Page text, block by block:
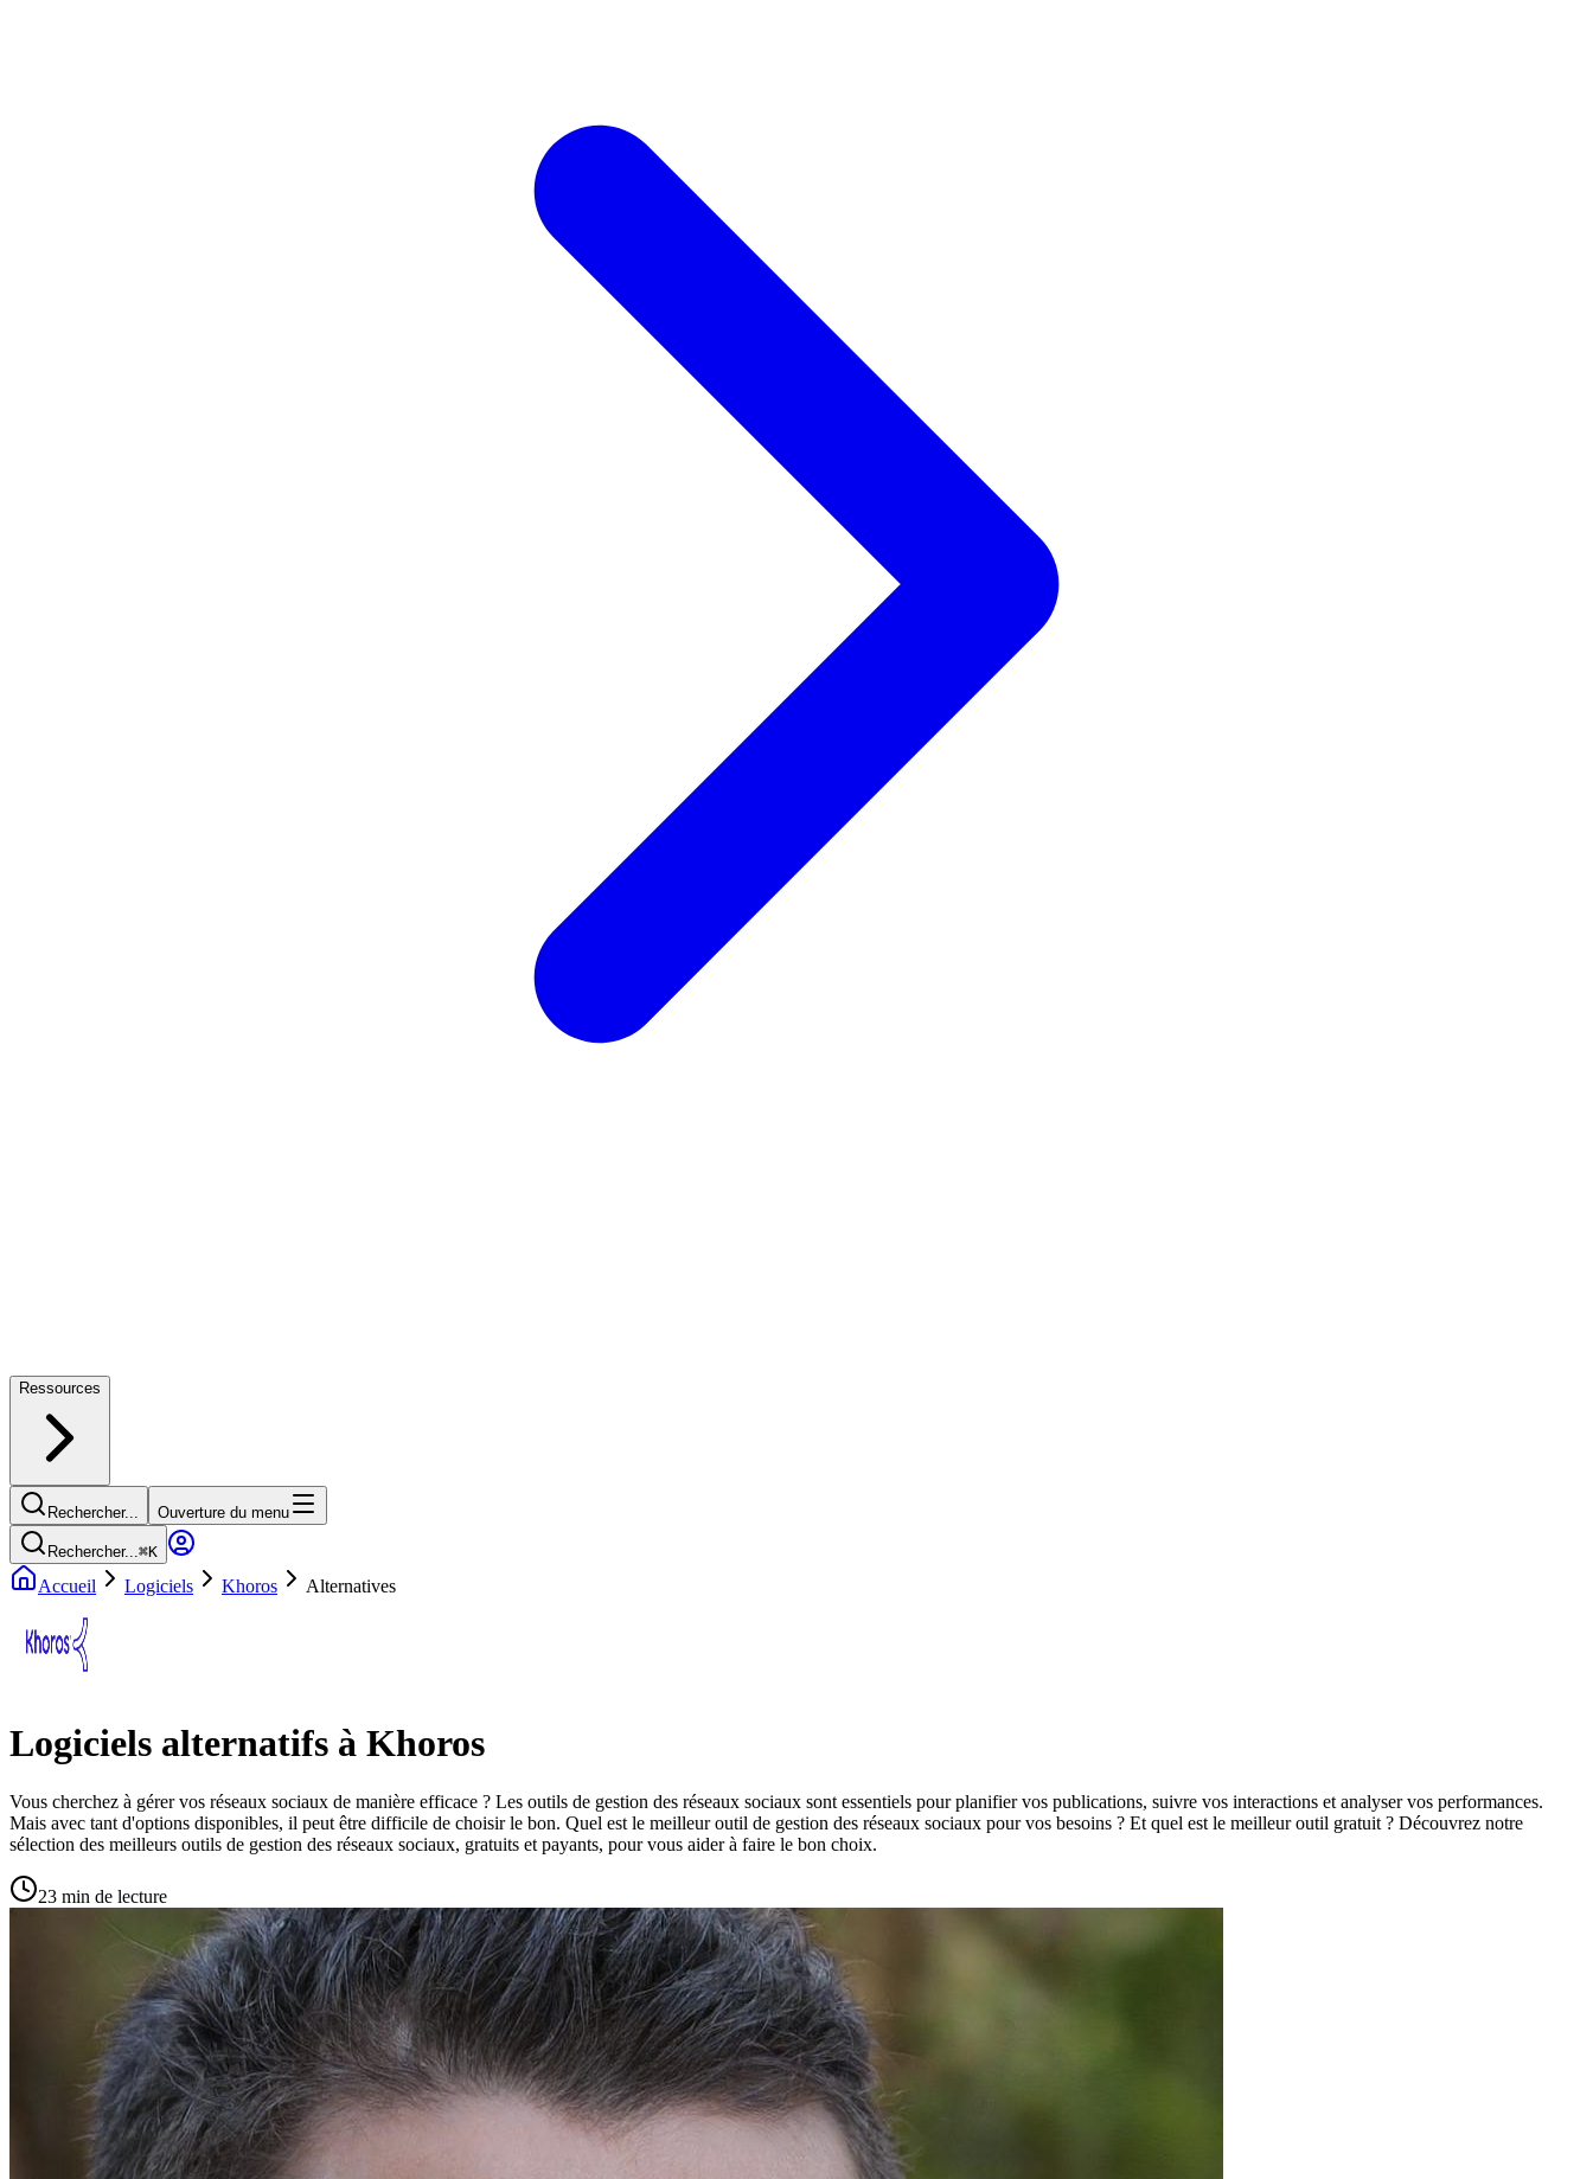
Ressources
Rechercher... Ouverture du menu
Rechercher...⌘K
Accueil Logiciels Khoros Alternatives
Logiciels alternatifs à Khoros
Vous cherchez à gérer vos réseaux sociaux de manière efficace ? Les outils de gestion des réseaux sociaux sont essentiels pour planifier vos publications, suivre vos interactions et analyser vos performances.
Mais avec tant d'options disponibles, il peut être difficile de choisir le bon. Quel est le meilleur outil de gestion des réseaux sociaux pour vos besoins ? Et quel est le meilleur outil gratuit ? Découvrez notre
sélection des meilleurs outils de gestion des réseaux sociaux, gratuits et payants, pour vous aider à faire le bon choix.
23 min de lecture